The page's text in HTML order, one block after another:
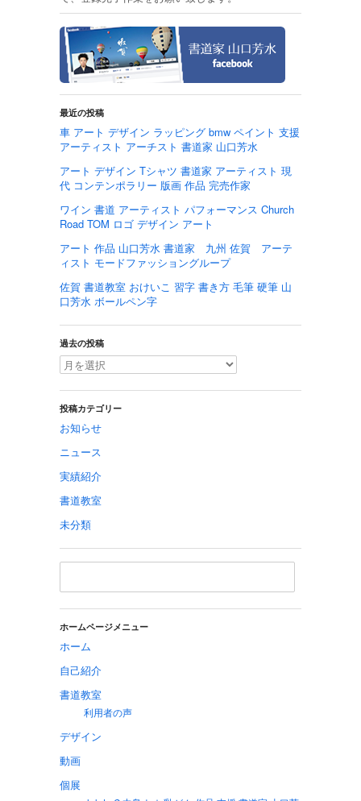
最近の投稿
車 アート デザイン ラッピング bmw ペイント 支援
アーティスト アーチスト 書道家 山口芳水
アート デザイン Tシャツ 書道家 アーティスト 現
代 コンテンポラリー 版画 作品 完売作家
ワイン 書道 アーティスト パフォーマンス Church
Road TOM ロゴ デザイン アート
アート 作品 山口芳水 書道家 九州 佐賀 アーテ
ィスト モードファッショングループ
佐賀 書道教室 おけいこ 習字 書き方 毛筆 硬筆 山
口芳水 ボールペン字
過去の投稿
投稿カテゴリー
お知らせ
ニュース
実績紹介
書道教室
未分類
ホームページメニュー
ホーム
自己紹介
書道教室
利用者の声
デザイン
動画
個展